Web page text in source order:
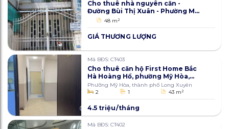
Cho thuê nhà nguyên căn -
Đường Bùi Thị Xuân - Phường Mỹ
Xuyên - Vị trí đắc địa, thích hợp
48 m2
GIÁ THƯƠNG LƯỢNG
Mã BĐS: CT403
Cho thuê căn hộ First Home Bắc
Hà Hoàng Hổ, phường Mỹ Hòa,
thành phố Long Xuyên, An
Giang 43m2
Phường Mỹ Hòa, thành phố Long Xuyên
2
1 43 m2
4.5 triệu/tháng
Mã BĐS: CT402